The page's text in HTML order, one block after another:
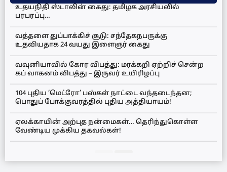
உதயநிதி ஸ்டாலின் கைது: தமிழக அரசியலில்
பரபரப்பு…
வத்தளை துப்பாக்கிச் சூடு: சந்தேகநபருக்கு
உதவியதாக 24 வயது இளைஞர் கைது
வவுனியாவில் கோர விபத்து: மரக்கறி ஏற்றிச் சென்ற
கப் வாகனம் விபத்து – இருவர் உயிரிழப்பு
104 புதிய ‘மெட்ரோ’ பஸ்கள் நாட்டை வந்தடைந்தன;
பொதுப் போக்குவரத்தில் புதிய அத்தியாயம்!
ஏலக்காயின் அற்புத நன்மைகள்… தெரிந்துகொள்ள
வேண்டிய முக்கிய தகவல்கள்!